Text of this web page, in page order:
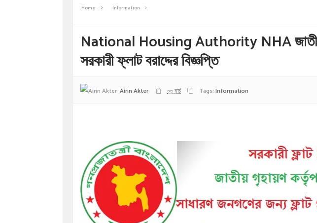
Home Information
National Housing Authority NHA জাতীয়
সরকারী ফ্লাট বরাদ্দের বিজ্ঞপ্তি
Airin Akter ০৩ মার্চ Tags: Information